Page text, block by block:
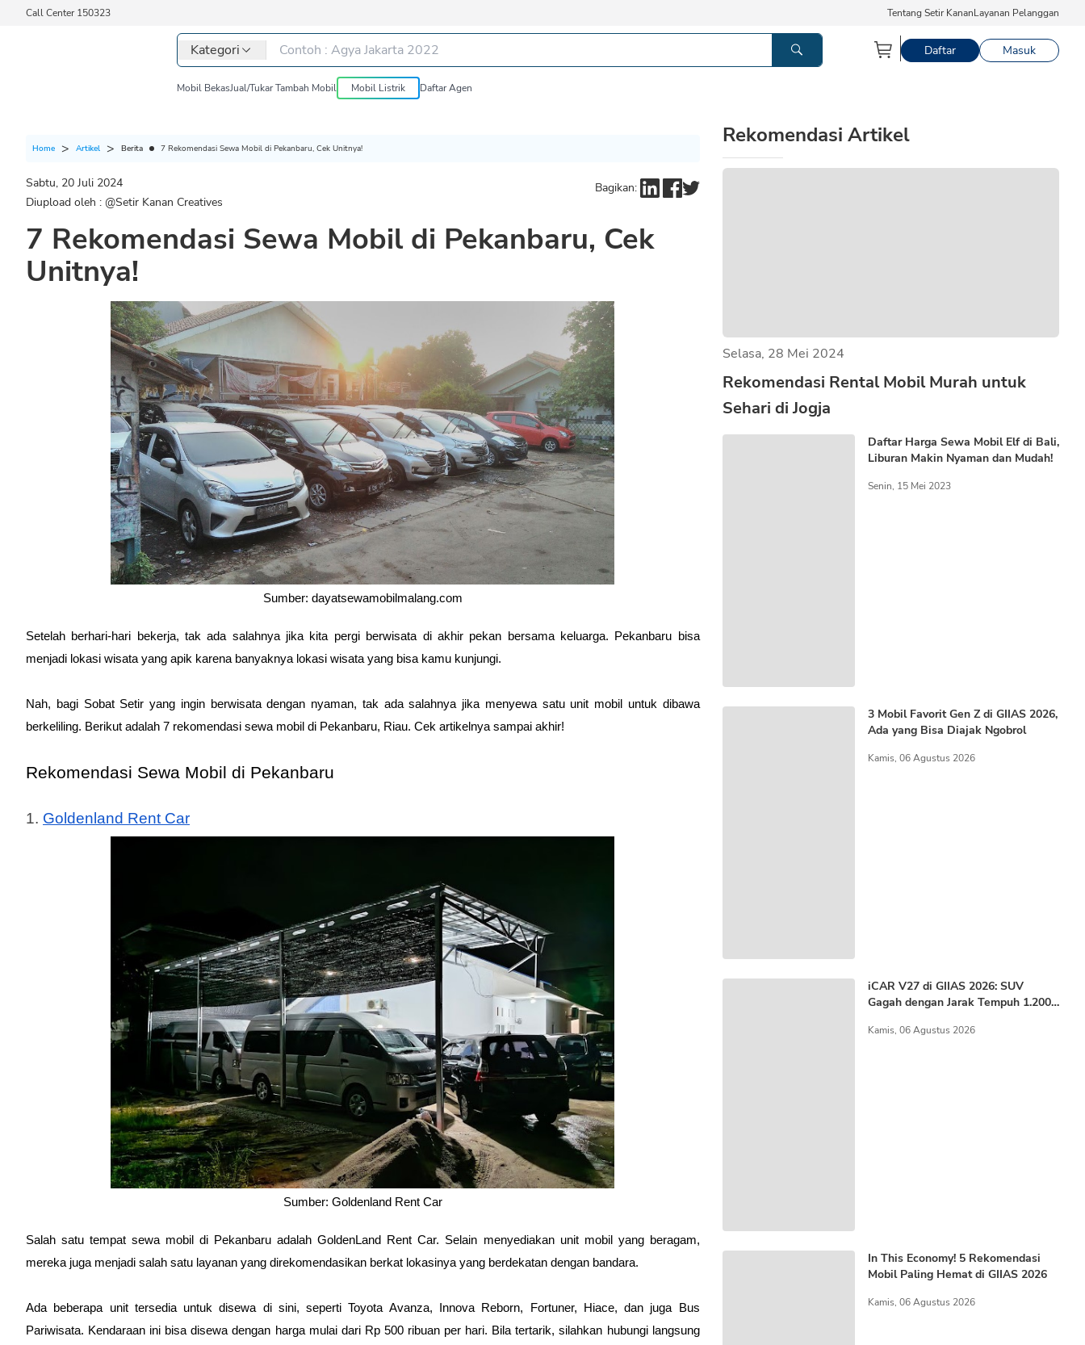
Call Center 150323 Tentang Setir KananLayanan Pelanggan
Kategori Daftar Masuk
Mobil BekasJual/Tukar Tambah Mobil Mobil Listrik Daftar Agen
Home Artikel Berita 7 Rekomendasi Sewa Mobil di Pekanbaru, Cek Unitnya!
Sabtu, 20 Juli 2024
Diupload oleh : @Setir Kanan Creatives
Bagikan:
7 Rekomendasi Sewa Mobil di Pekanbaru, Cek
Unitnya!
Sumber: dayatsewamobilmalang.com
Setelah berhari-hari bekerja, tak ada salahnya jika kita pergi berwisata di akhir pekan bersama keluarga. Pekanbaru bisa
menjadi lokasi wisata yang apik karena banyaknya lokasi wisata yang bisa kamu kunjungi.
Nah, bagi Sobat Setir yang ingin berwisata dengan nyaman, tak ada salahnya jika menyewa satu unit mobil untuk dibawa
berkeliling. Berikut adalah 7 rekomendasi sewa mobil di Pekanbaru, Riau. Cek artikelnya sampai akhir!
Rekomendasi Sewa Mobil di Pekanbaru
1. Goldenland Rent Car
Sumber: Goldenland Rent Car
Salah satu tempat sewa mobil di Pekanbaru adalah GoldenLand Rent Car. Selain menyediakan unit mobil yang beragam,
mereka juga menjadi salah satu layanan yang direkomendasikan berkat lokasinya yang berdekatan dengan bandara.
Ada beberapa unit tersedia untuk disewa di sini, seperti Toyota Avanza, Innova Reborn, Fortuner, Hiace, dan juga Bus
Pariwisata. Kendaraan ini bisa disewa dengan harga mulai dari Rp 500 ribuan per hari. Bila tertarik, silahkan hubungi langsung
Rekomendasi Artikel
Selasa, 28 Mei 2024
Rekomendasi Rental Mobil Murah untuk
Sehari di Jogja
Daftar Harga Sewa Mobil Elf di Bali,
Liburan Makin Nyaman dan Mudah!
Senin, 15 Mei 2023
3 Mobil Favorit Gen Z di GIIAS 2026,
Ada yang Bisa Diajak Ngobrol
Kamis, 06 Agustus 2026
iCAR V27 di GIIAS 2026: SUV
Gagah dengan Jarak Tempuh 1.200
Kamis, 06 Agustus 2026
In This Economy! 5 Rekomendasi
Mobil Paling Hemat di GIIAS 2026
Kamis, 06 Agustus 2026